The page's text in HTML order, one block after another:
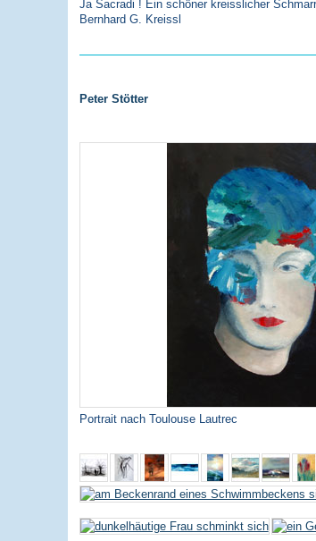
Ja Sacradi ! Ein schöner kreisslicher
Bernhard G. Kreissl
Peter Stötter
Portrait nach Toulouse Lautrec